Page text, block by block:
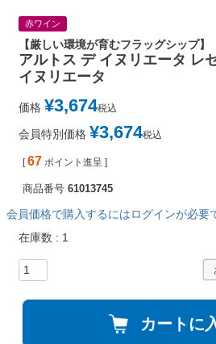
赤ワイン
【厳しい環境が育むフラッグシップ】
アルトス デ イヌリエータ レ
イヌリエータ
価格 ¥3,674税込
会員特別価格 ¥3,674税込
[ 67 ポイント進呈 ]
商品番号 61013745
会員価格で購入するにはログインが必要
在庫数
1
カートに